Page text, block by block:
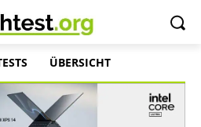
ÜBERSICHT